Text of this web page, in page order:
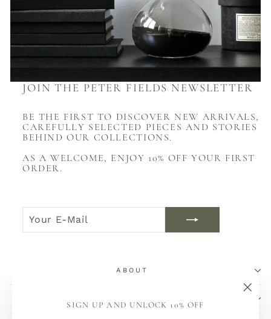
SIGN UP AND UNLOCK 10% OFF
JOIN THE PETER FIELDS NEWSLETTER
BE THE FIRST TO DISCOVER NEW ARRIVALS,
CAREFULLY SELECTED PIECES AND STORIES
BEHIND OUR COLLECTIONS.
AS A WELCOME, ENJOY 10% OFF YOUR FIRST
ORDER.
E-
MAIL
NOW
ABOUT